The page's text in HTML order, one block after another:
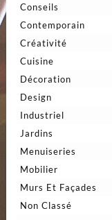
Conseils
Contemporain
Créativité
Cuisine
Décoration
Design
Industriel
Jardins
Menuiseries
Mobilier
Murs Et Façades
Non Classé